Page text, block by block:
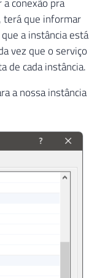
terá que informar
a instância está
vez que o serviço
de cada instância.
a nossa instância